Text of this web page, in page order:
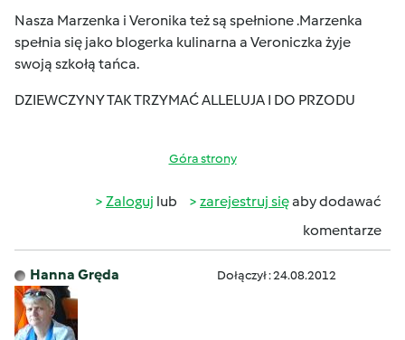
Nasza Marzenka i Veronika też są spełnione .Marzenka
spełnia się jako blogerka kulinarna a Veroniczka żyje
swoją szkołą tańca.
DZIEWCZYNY TAK TRZYMAĆ ALLELUJA I DO PRZODU
Góra strony
Zaloguj lub zarejestruj sięaby dodawać
komentarze
Hanna Gręda Dołączył : 24.08.2012